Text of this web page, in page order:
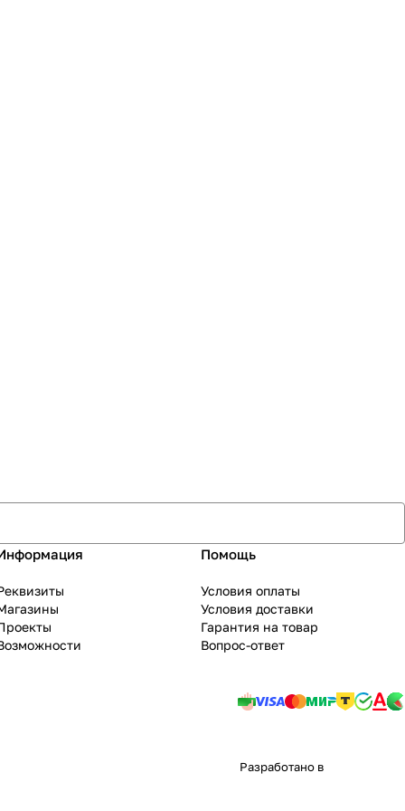
Помощь
Условия оплаты
Условия доставки
Гарантия на товар
Вопрос-ответ
Разработано в